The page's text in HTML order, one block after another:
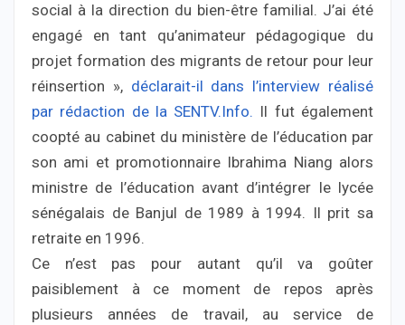
social à la direction du bien-être familial. J’ai été
engagé en tant qu’animateur pédagogique du
projet formation des migrants de retour pour leur
réinsertion », déclarait-il dans l’interview réalisé
par rédaction de la SENTV.Info. Il fut également
coopté au cabinet du ministère de l’éducation par
son ami et promotionnaire Ibrahima Niang alors
ministre de l’éducation avant d’intégrer le lycée
sénégalais de Banjul de 1989 à 1994. Il prit sa
retraite en 1996.
Ce n’est pas pour autant qu’il va goûter
paisiblement à ce moment de repos après
plusieurs années de travail, au service de